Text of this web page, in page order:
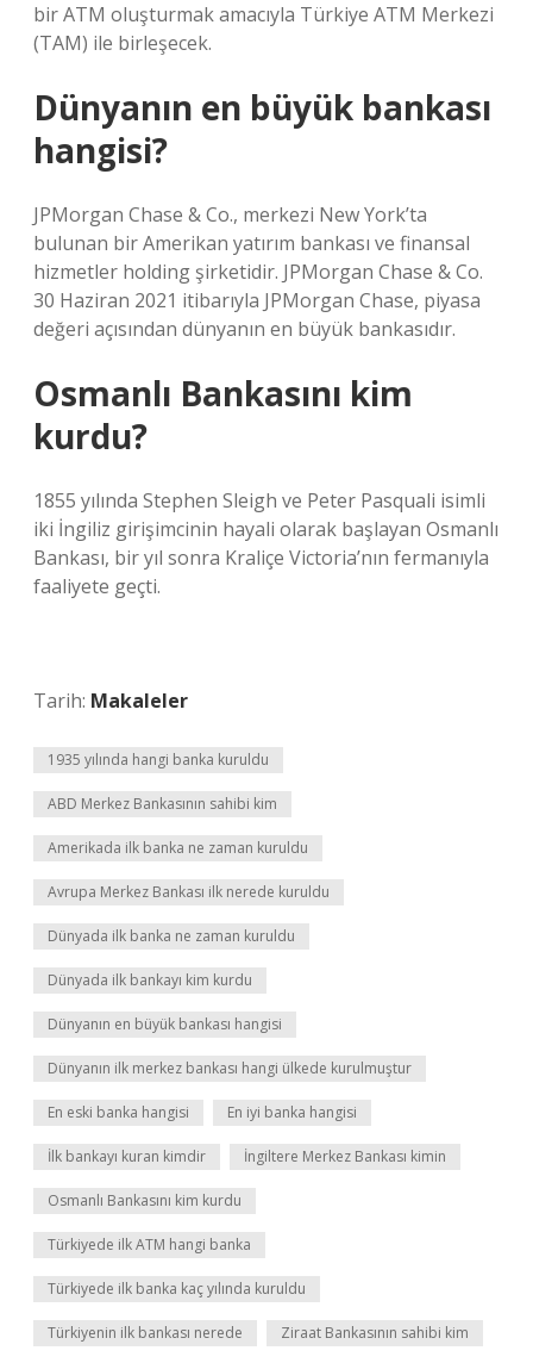
bir ATM oluşturmak amacıyla Türkiye ATM Merkezi
(TAM) ile birleşecek.
Dünyanın en büyük bankası
hangisi?
JPMorgan Chase & Co., merkezi New York’ta
bulunan bir Amerikan yatırım bankası ve finansal
hizmetler holding şirketidir. JPMorgan Chase & Co.
30 Haziran 2021 itibarıyla JPMorgan Chase, piyasa
değeri açısından dünyanın en büyük bankasıdır.
Osmanlı Bankasını kim
kurdu?
1855 yılında Stephen Sleigh ve Peter Pasquali isimli
iki İngiliz girişimcinin hayali olarak başlayan Osmanlı
Bankası, bir yıl sonra Kraliçe Victoria’nın fermanıyla
faaliyete geçti.
Tarih: Makaleler
1935 yılında hangi banka kuruldu
ABD Merkez Bankasının sahibi kim
Amerikada ilk banka ne zaman kuruldu
Avrupa Merkez Bankası ilk nerede kuruldu
Dünyada ilk banka ne zaman kuruldu
Dünyada ilk bankayı kim kurdu
Dünyanın en büyük bankası hangisi
Dünyanın ilk merkez bankası hangi ülkede kurulmuştur
En eski banka hangisi En iyi banka hangisi
İlk bankayı kuran kimdir İngiltere Merkez Bankası kimin
Osmanlı Bankasını kim kurdu
Türkiyede ilk ATM hangi banka
Türkiyede ilk banka kaç yılında kuruldu
Türkiyenin ilk bankası nerede Ziraat Bankasının sahibi kim